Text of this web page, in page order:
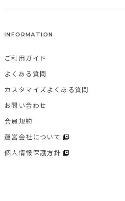
INFORMATION
ご利用ガイド
よくある質問
カスタマイズよくある質問
お問い合わせ
会員規約
運営会社について
個人情報保護方針